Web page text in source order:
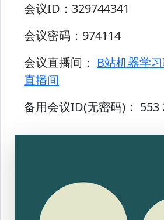
会议ID： 329744341
会议密码： 974114
会议直播间： B站机器学
直播间
备用会议ID(无密码)： 553